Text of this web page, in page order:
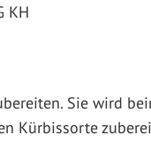
KH
Sie wird
Kürbissorte